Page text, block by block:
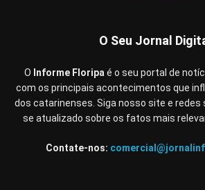
O Seu Jornal
O Informe Floripa é o seu portal de
com os principais acontecimentos que
dos catarinenses. Siga nosso site e redes
se atualizado sobre os fatos mais
Contate-nos: